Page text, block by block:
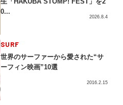
0...
2026.8.4
SURF
世界のサーファーから愛された“サ
ーフィン映画”10選
2016.2.15